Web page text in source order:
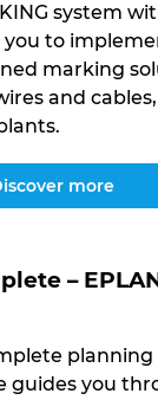
system
you to
marking
and cables,
more
–
planning
you